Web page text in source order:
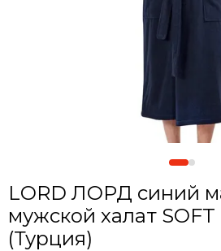
LORD ЛОРД синий
мужской халат SOFT
(Турция)